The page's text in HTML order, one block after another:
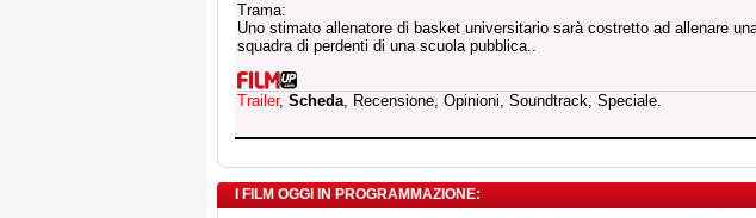
Trama:
Uno stimato allenatore di basket universitario sarà costretto ad allenare
squadra di perdenti di una scuola pubblica..
Trailer, Scheda, Recensione, Opinioni, Soundtrack, Speciale.
I FILM OGGI IN PROGRAMMAZIONE: